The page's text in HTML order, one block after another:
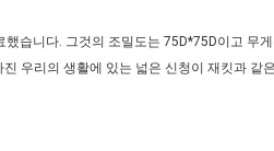
습니다. 그것의 조밀도는 75D*75D이고 무
우리의 생활에 있는 넓은 신청이 재킷과 같